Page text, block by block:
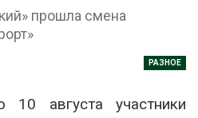
прошла смена
РАЗНОЕ
августа участники